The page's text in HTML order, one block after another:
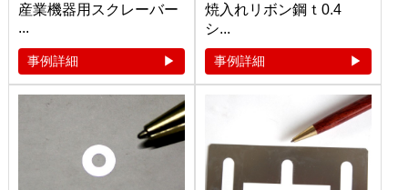
産業機器用スクレーバー
...
事例詳細
焼入れリボン鋼ｔ0.4
シ...
事例詳細